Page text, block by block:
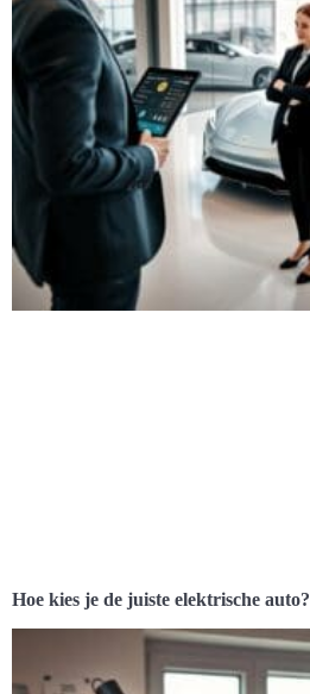
Hoe kies je de juiste elektrische auto?